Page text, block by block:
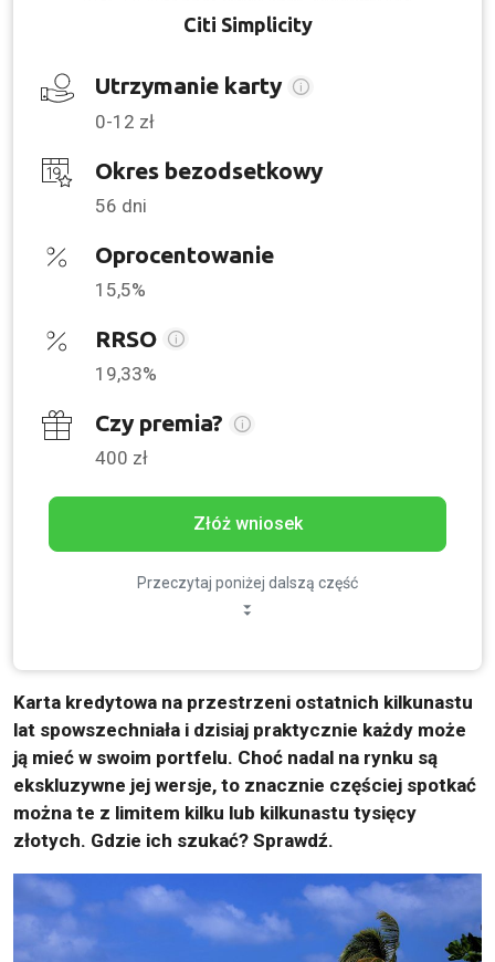
Citi Simplicity
Utrzymanie karty
0-12 zł
Okres bezodsetkowy
56 dni
Oprocentowanie
15,5%
RRSO
19,33%
Czy premia?
400 zł
Złóż wniosek
Przeczytaj poniżej dalszą część
Karta kredytowa na przestrzeni ostatnich kilkunastu
lat spowszechniała i dzisiaj praktycznie każdy może
ją mieć w swoim portfelu. Choć nadal na rynku są
ekskluzywne jej wersje, to znacznie częściej spotkać
można te z limitem kilku lub kilkunastu tysięcy
złotych. Gdzie ich szukać? Sprawdź.